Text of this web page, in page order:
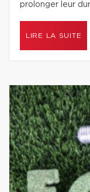
prolonger leur
LIRE LA SUITE